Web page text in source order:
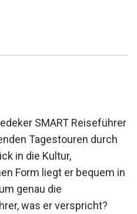
SMART Reiseführer
Tagestouren durch
in die Kultur,
Form liegt er bequem in
genau die
was er verspricht?